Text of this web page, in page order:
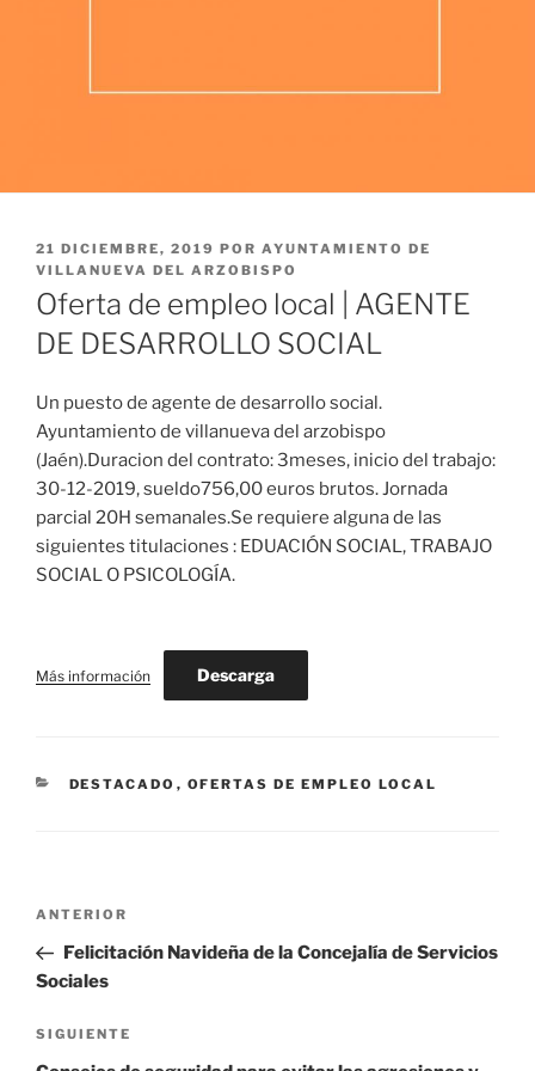
PUBLICADO
EL
21 DICIEMBRE, 2019 POR AYUNTAMIENTO DE
VILLANUEVA DEL ARZOBISPO
Oferta de empleo local | AGENTE
DE DESARROLLO SOCIAL
Un puesto de agente de desarrollo social.
Ayuntamiento de villanueva del arzobispo
(Jaén).Duracion del contrato: 3meses, inicio del trabajo:
30-12-2019, sueldo756,00 euros brutos. Jornada
parcial 20H semanales.Se requiere alguna de las
siguientes titulaciones : EDUACIÓN SOCIAL, TRABAJO
SOCIAL O PSICOLOGÍA.
Más información Descarga
CATEGORÍAS
DESTACADO , OFERTAS DE EMPLEO LOCAL
Navegación
entradas
Entrada
anterior:
ANTERIOR
Felicitación Navideña de la Concejalía de Servicios
Sociales
Siguiente
entrada
SIGUIENTE